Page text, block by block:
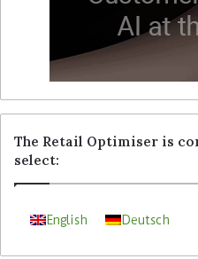
The Retail Optimiser is
select:
English Deutsch